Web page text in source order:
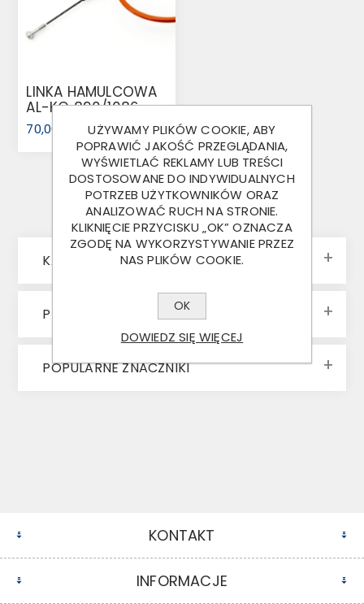
LINKA HAMULCOWA
AL-KO 890/1086
LONGLIFE (247284)
70,00 ZŁ
KATEGORIE
PRODUCENCI
POPULARNE ZNACZNIKI
KONTAKT
INFORMACJE
UŻYWAMY PLIKÓW COOKIE, ABY
POPRAWIĆ JAKOŚĆ PRZEGLĄDANIA,
WYŚWIETLAĆ REKLAMY LUB TREŚCI
DOSTOSOWANE DO INDYWIDUALNYCH
POTRZEB UŻYTKOWNIKÓW ORAZ
ANALIZOWAĆ RUCH NA STRONIE.
KLIKNIĘCIE PRZYCISKU „OK” OZNACZA
ZGODĘ NA WYKORZYSTYWANIE PRZEZ
NAS PLIKÓW COOKIE.
OK
DOWIEDZ SIĘ WIĘCEJ